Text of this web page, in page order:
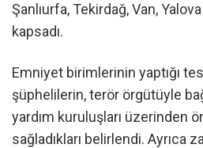
Şanlıurfa, Tekirdağ, Van,
kapsadı.
Emniyet birimlerinin yaptığı
şüphelilerin, terör örgütüyle
yardım kuruluşları üzerinden
sağladıkları belirlendi. Ayrıca